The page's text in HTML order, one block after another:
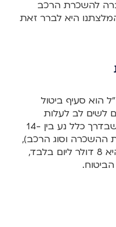
להשכרת הרכב
היא לברר זאת
הוא סעיף ביטול
לשים לב לעלות
הסעיף בחברות הביטוח בחו”ל שבדרך כלל נע בין 14-
ההשכרה וסוג הרכב),
לעומת זאת בהפניקס העלות היא 8 דולר ליום בלבד,